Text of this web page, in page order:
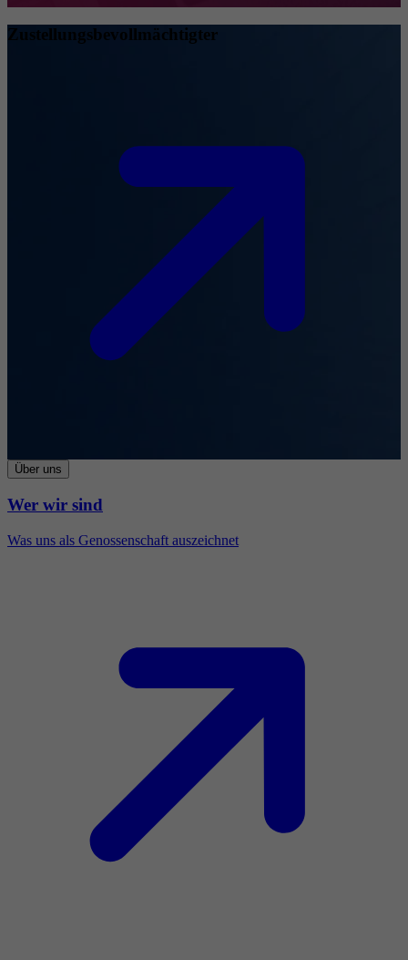
Zustellungsbevollmächtigter
Über uns
Wer wir sind
Was uns als Genossenschaft auszeichnet